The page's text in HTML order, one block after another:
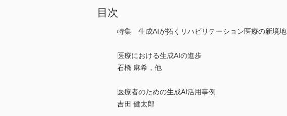
目次
特集 生成AIが拓くリハビリテーション医療の新境地
医療における生成AIの進歩
石橋 麻希，他
医療者のための生成AI活用事例
吉田 健太郎